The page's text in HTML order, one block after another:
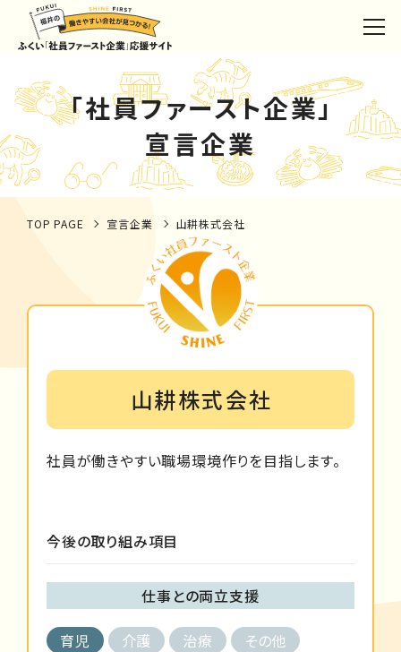
「社員ファースト企業」
宣言企業
TOP PAGE 宣言企業 山耕株式会社
山耕株式会社
社員が働きやすい職場環境作りを目指します。
今後の取り組み項目
仕事との両立支援
育児 介護 治療 その他